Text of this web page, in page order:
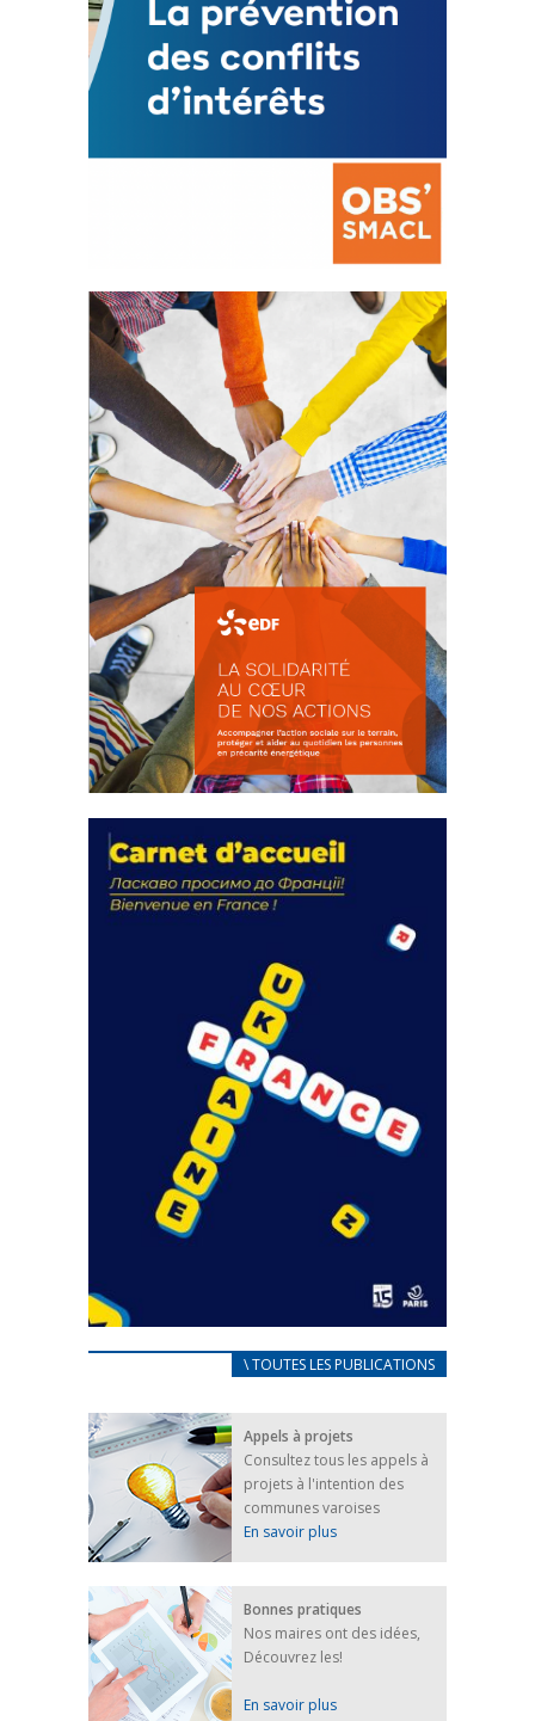
La prévention des conflits
d’intérêts
18 septembre 2023
FEUILLETER
actions
18 septembre 2023
FEUILLETER
CARNET D’ACCUEIL
25 avril 2022
Afin d’accompagner au mieux les réfugiés
ukrainiens arrivés en France,...
FEUILLETER
\ TOUTES LES PUBLICATIONS
Appels à projets
Consultez tous les appels à
projets à l'intention des
communes varoises
En savoir plus
Bonnes pratiques
Nos maires ont des idées,
Découvrez les!
En savoir plus